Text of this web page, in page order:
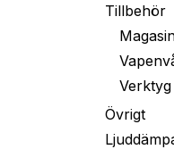
Tillbehör
Verktyg
Övrigt